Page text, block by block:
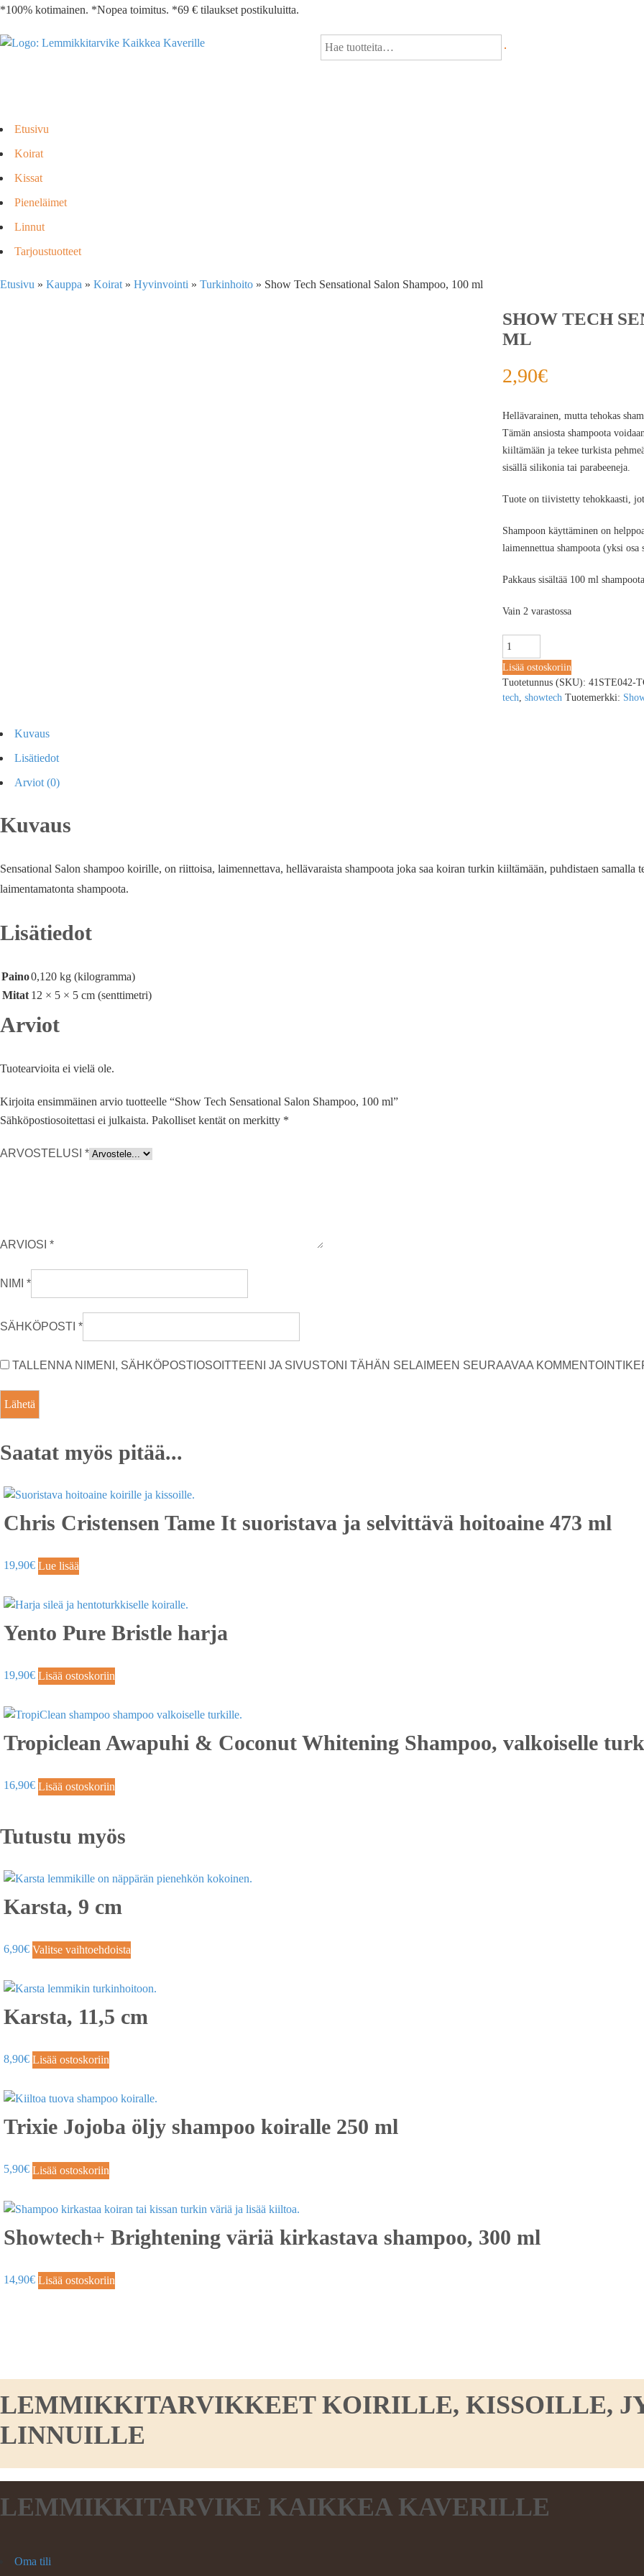
*100% kotimainen. *Nopea toimitus. *69 € tilaukset postikuluitta.
Etusivu
Koirat
Kissat
Pieneläimet
Linnut
Tarjoustuotteet
Etusivu » Kauppa » Koirat » Hyvinvointi » Turkinhoito » Show Tech Sensational Salon Shampoo, 100 ml
SHOW TECH
ML
2,90€
Hellävarainen, mutta tehokas
Tämän ansiosta shampoota
kiiltämään ja tekee turkista
sisällä silikonia tai parabeeneja.
Tuote on tiivistetty tehokkaasti,
Shampoon käyttäminen on
laimennettua shampoota (yksi
Pakkaus sisältää 100 ml
Vain 2 varastossa
Lisää ostoskoriin
Tuotetunnus (SKU): 41STE042-
tech showtech Tuotemerkki:
Kuvaus
Lisätiedot
Arviot (0)
Kuvaus
Sensational Salon shampoo koirille, on riittoisa, laimennettava, hellävaraista shampoota joka saa koiran turkin kiiltämään, puhdistaen
laimentamatonta shampoota.
Lisätiedot
Paino0,120 kg (kilogramma)
Mitat 12 × 5 × 5 cm (senttimetri)
Arviot
Tuotearvioita ei vielä ole.
Kirjoita ensimmäinen arvio tuotteelle “Show Tech Sensational Salon Shampoo, 100 ml”
Sähköpostiosoitettasi ei julkaista. Pakolliset kentät on merkitty *
ARVOSTELUSI *
ARVIOSI *
NIMI *
SÄHKÖPOSTI *
TALLENNA NIMENI, SÄHKÖPOSTIOSOITTEENI JA SIVUSTONI TÄHÄN SELAIMEEN SEURAAVAA
Saatat myös pitää...
Chris Cristensen Tame It suoristava ja selvittävä hoitoaine 473 ml
19,90€ Lue lisää
Yento Pure Bristle harja
19,90€ Lisää ostoskoriin
Tropiclean Awapuhi & Coconut Whitening Shampoo, valkoiselle
16,90€ Lisää ostoskoriin
Tutustu myös
Karsta, 9 cm
6,90€ Valitse vaihtoehdoista
Karsta, 11,5 cm
8,90€ Lisää ostoskoriin
Trixie Jojoba öljy shampoo koiralle 250 ml
5,90€ Lisää ostoskoriin
Showtech+ Brightening väriä kirkastava shampoo, 300 ml
14,90€ Lisää ostoskoriin
LEMMIKKITARVIKKEET KOIRILLE, KISSOILLE,
LINNUILLE
LEMMIKKITARVIKE KAIKKEA KAVERILLE
Oma tili